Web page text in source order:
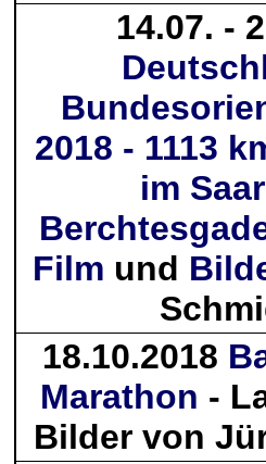
14.07. -
2018 - 1113
im
Film und
18.10.2018
Marathon -
Bilder von